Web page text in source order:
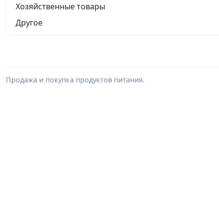
Хозяйственные товары
Другое
Продажа и покупка продуктов питания.